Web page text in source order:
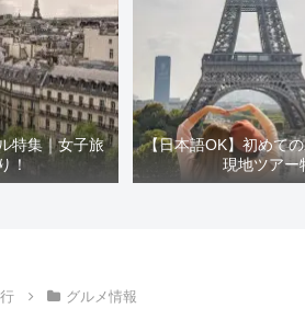
特集｜女子旅
！
【日本語OK】初めて
現地ツアー
グルメ情報